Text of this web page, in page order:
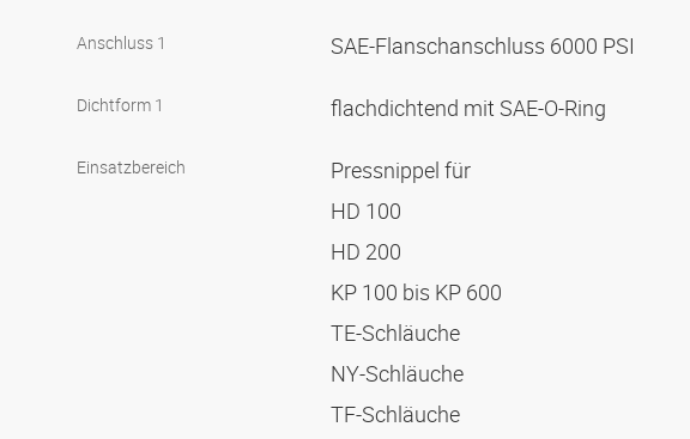
Anschluss 1 SAE-Flanschanschluss 6000 PSI
Dichtform 1 flachdichtend mit SAE-O-Ring
Einsatzbereich
Pressnippel für
HD 100
HD 200
KP 100 bis KP 600
TE-Schläuche
NY-Schläuche
TF-Schläuche